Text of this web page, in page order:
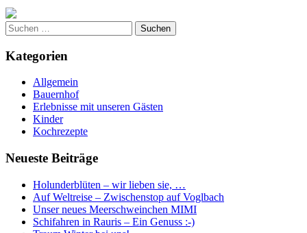
Suchen
nach:
Kategorien
Allgemein
Bauernhof
Erlebnisse mit unseren Gästen
Kinder
Kochrezepte
Neueste Beiträge
Holunderblüten – wir lieben sie, …
Auf Weltreise – Zwischenstop auf Voglbach
Unser neues Meerschweinchen MIMI
Schifahren in Rauris – Ein Genuss :-)